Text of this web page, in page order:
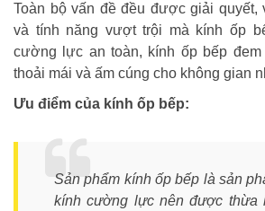
Toàn bộ vấn đề đều được giải
và tính năng vượt trội mà kính ốp
cường lực an toàn, kính ốp bếp đem
thoải mái và ấm cúng cho không gian
Ưu điểm của kính ốp bếp:
Sản phẩm kính ốp bếp là sản
kính cường lực nên được thừa